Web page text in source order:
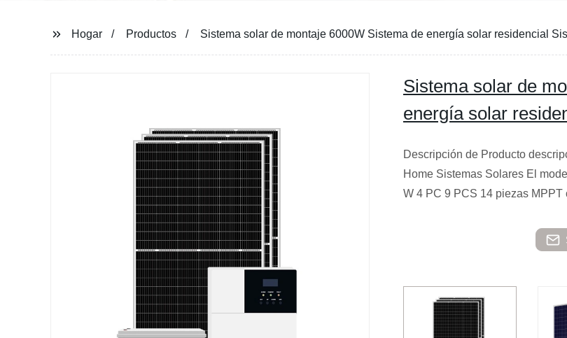
Hogar Productos Sistema solar de montaje 6000W Sistema de energía solar residencial
Sistema solar de
energía solar
Descripción de Producto
Home Sistemas Solares El
W 4 PC 9 PCS 14 piezas MPPT